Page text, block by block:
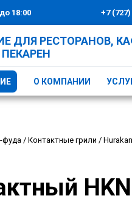
18:00 +7
ДЛЯ РЕСТОРАНОВ,
О КОМПАНИИ
фуда / Контактные грили / Hurakan